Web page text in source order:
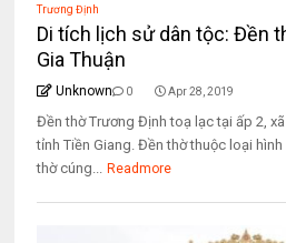
Trương Định
Di tích lịch sử dân tộc: Đền
Gia Thuận
Unknown 0 Apr 28, 2019
Đền thờ Trương Định toạ lạc tại ấp 2,
tỉnh Tiền Giang. Đền thờ thuộc loại
thờ cúng... Readmore